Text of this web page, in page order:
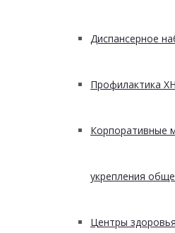
Диспансерное
Профилактика
Корпоративные
укрепления
Центры здоровья